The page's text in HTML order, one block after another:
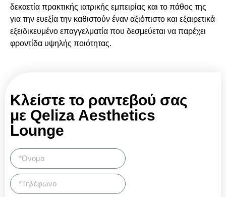
δεκαετία πρακτικής ιατρικής εμπειρίας και το πάθος της
για την ευεξία την καθιστούν έναν αξιόπιστο και εξαιρετικά
εξειδικευμένο επαγγελματία που δεσμεύεται να παρέχει
φροντίδα υψηλής ποιότητας.
Κλείστε το ραντεβού σας
με Qeliza Aesthetics
Lounge